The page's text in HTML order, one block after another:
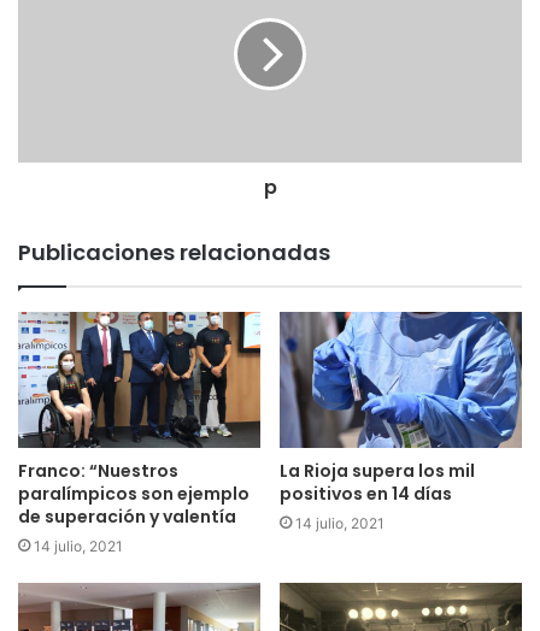
p
Publicaciones relacionadas
Franco: “Nuestros
paralímpicos son ejemplo
de superación y valentía
14 julio, 2021
La Rioja supera los mil
positivos en 14 días
14 julio, 2021